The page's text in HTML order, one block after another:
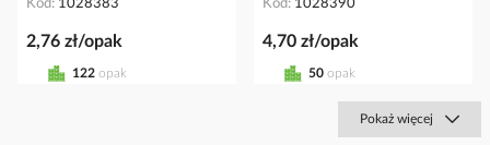
Kod 1028383
2,76 zł/opak
122 opak
Kod 1028390
4,70 zł/opak
50 opak
Pokaż więcej